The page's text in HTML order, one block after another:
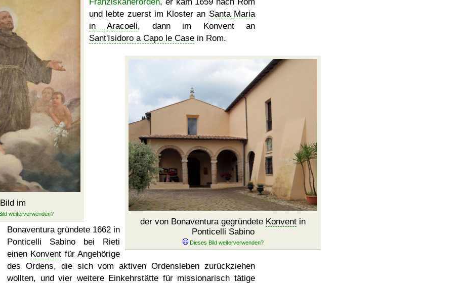
Bild im
und lebte zuerst im Kloster an Santa Maria
in Aracoeli, dann im Konvent an
Sant'Isidoro a Capo le Case in Rom.
der von Bonaventura gegründete Konvent in
Ponticelli Sabino
Bonaventura gründete 1662 in
Ponticelli Sabino bei Rieti
einen Konvent für Angehörige
des Ordens, die sich vom aktiven Ordensleben zurückziehen
wollten, und vier weitere Einkehrstätte für missionarisch tätige